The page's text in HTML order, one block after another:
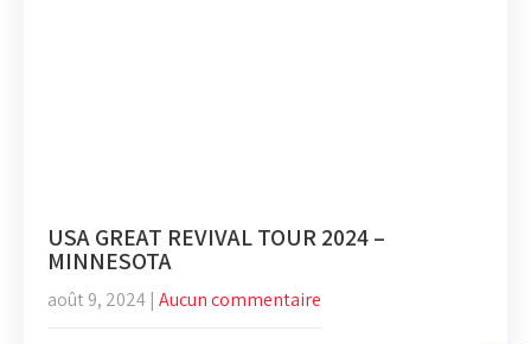
USA GREAT REVIVAL TOUR 2024 –
MINNESOTA
août 9, 2024 | Aucun commentaire